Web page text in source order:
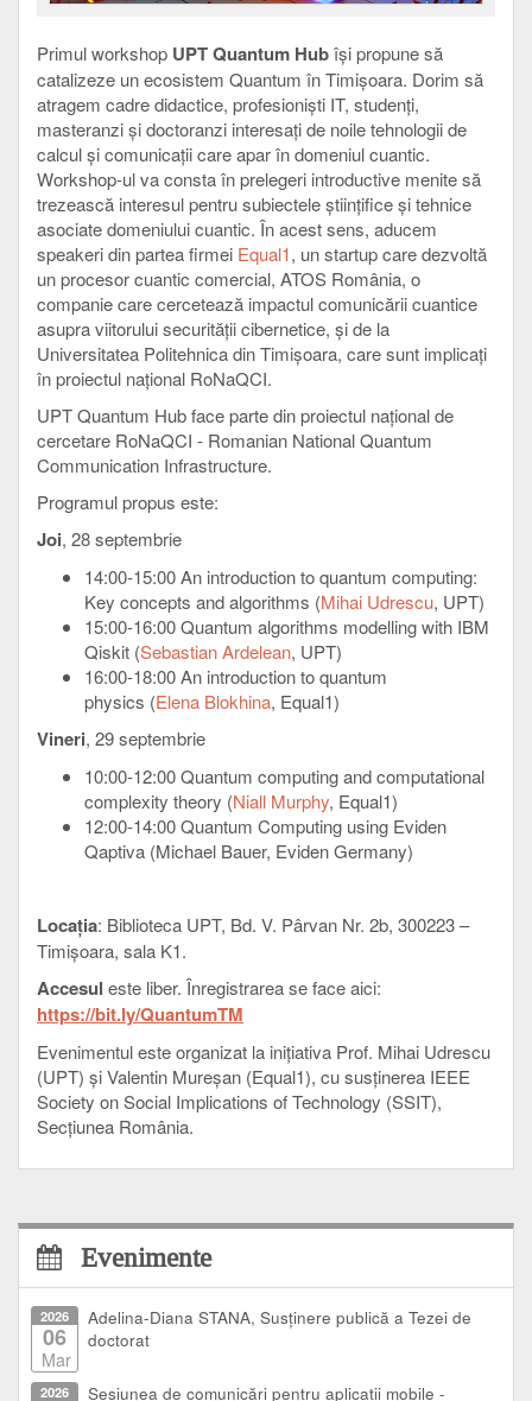
Primul workshop UPT Quantum Hubîși propune să
catalizeze un ecosistem Quantum în Timișoara. Dorim să
atragem cadre didactice, profesioniști IT, studenți,
masteranzi și doctoranzi interesați de noile tehnologii de
calcul și comunicații care apar în domeniul cuantic.
Workshop-ul va consta în prelegeri introductive menite să
trezească interesul pentru subiectele științifice și tehnice
asociate domeniului cuantic. În acest sens, aducem
speakeri din partea firmei Equal1, un startup care dezvoltă
un procesor cuantic comercial, ATOS România, o
companie care cercetează impactul comunicării cuantice
asupra viitorului securității cibernetice, și de la
Universitatea Politehnica din Timișoara, care sunt implicați
în proiectul național RoNaQCI.
UPT Quantum Hub face parte din proiectul național de
cercetare RoNaQCI - Romanian National Quantum
Communication Infrastructure.
Programul propus este:
Joi, 28 septembrie
14:00-15:00 An introduction to quantum computing:
Key concepts and algorithms (Mihai Udrescu, UPT)
15:00-16:00 Quantum algorithms modelling with IBM
Qiskit (Sebastian Ardelean, UPT)
16:00-18:00 An introduction to quantum
physics (Elena Blokhina, Equal1)
Vineri, 29 septembrie
10:00-12:00 Quantum computing and computational
complexity theory (Niall Murphy, Equal1)
12:00-14:00 Quantum Computing using Eviden
Qaptiva (Michael Bauer, Eviden Germany)
Locația: Biblioteca UPT, Bd. V. Pârvan Nr. 2b, 300223 –
Timişoara, sala K1.
Accesul este liber. Înregistrarea se face aici:
https://bit.ly/QuantumTM
Evenimentul este organizat la inițiativa Prof. Mihai Udrescu
(UPT) și Valentin Mureșan (Equal1), cu susținerea IEEE
Society on Social Implications of Technology (SSIT),
Secțiunea România.
Evenimente
2026
06
Mar
Adelina-Diana STANA, Susținere publică a Tezei de
doctorat
2026 Sesiunea de comunicări pentru aplicații mobile -